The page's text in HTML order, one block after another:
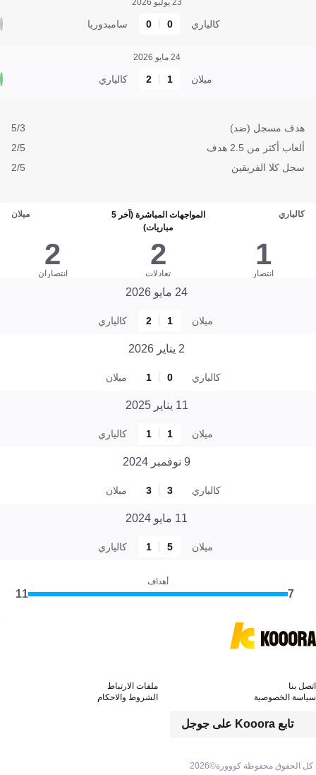
23 يوليو 2026
كالياري 0
0 سامبدوريا
24 مايو 2026
ميلان 1
2 كالياري
هدف مسجل (ضد)
5/3
ألعاب أكثر من 2.5 هدف
2/5
سجل كلا الفريقين
2/5
كالياري
المواجهات المباشرة (آخر 5
مباريات)
ميلان
1
انتصار
2
تعادلات
2
انتصاران
24 مايو 2026
ميلان 1
2 كالياري
2 يناير 2026
كالياري 0
1 ميلان
11 يناير 2025
ميلان 1
1 كالياري
9 نوفمبر 2024
كالياري 3
3 ميلان
11 مايو 2024
ميلان 5
1 كالياري
أهداف
7
11
كل الحقوق محفوظة كووورة©2026
تابع Kooora على جوجل
اتصل بنا
ملفات الارتباط
سياسة الخصوصية
الشروط والاحكام